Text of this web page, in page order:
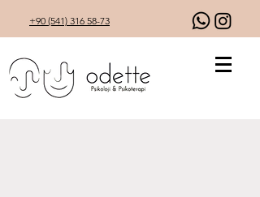
+90 (541) 316 58-73